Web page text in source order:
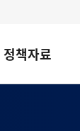
정책자료